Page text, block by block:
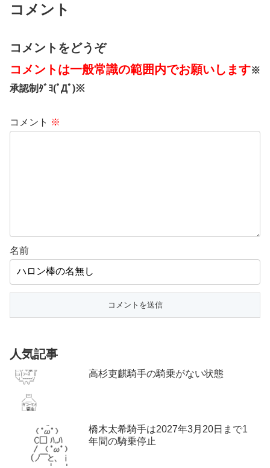
コメント
コメントをどうぞ
コメントは一般常識の範囲内でお願いします※
承認制ﾀﾞﾖ(ﾟДﾟ)※
コメント ※
名前
人気記事
高杉吏麒騎手の騎乗がない状態
橋木太希騎手は2027年3月20日まで1
年間の騎乗停止